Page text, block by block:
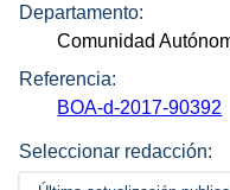
Departamento:
Comunidad
Referencia:
BOA-d-2017-90392
Seleccionar redacción: